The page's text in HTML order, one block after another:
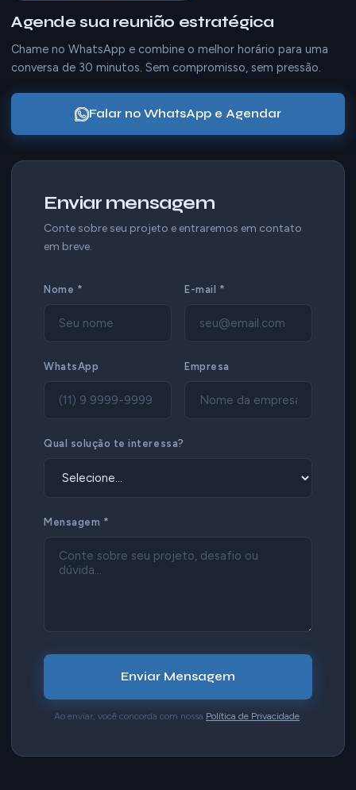
Agende sua reunião estratégica
Chame no WhatsApp e combine o melhor horário para uma
conversa de 30 minutos. Sem compromisso, sem pressão.
Falar no WhatsApp e Agendar
Enviar mensagem
Conte sobre seu projeto e entraremos em contato
em breve.
Nome * E-mail *
WhatsApp Empresa
Qual solução te interessa?
Mensagem *
Enviar Mensagem
Ao enviar, você concorda com nossa Política de Privacidade.